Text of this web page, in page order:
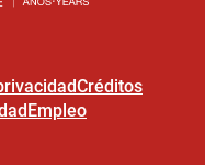
Créditos
Empleo